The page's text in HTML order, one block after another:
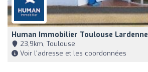
Human Immobilier Toulouse Lardenne
23,9km, Toulouse
Voir l'adresse et les coordonnées